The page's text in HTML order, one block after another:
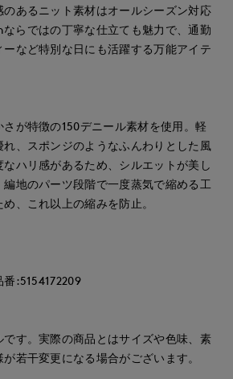
あるニット素材はオールシーズン対応
らではの丁寧な仕立ても魅力で、通勤
など特別な日にも活躍する万能アイテ
が特徴の150デニール素材を使用。軽
、スポンジのようなふんわりとした風
ハリ感があるため、シルエットが美し
編地のパーツ段階で一度蒸気で縮める工
、これ以上の縮みを防止。
:5154172209
す。実際の商品とはサイズや色味、素
若干変更になる場合がございます。